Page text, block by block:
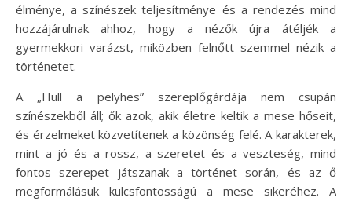
élménye, a színészek teljesítménye és a rendezés mind
hozzájárulnak ahhoz, hogy a nézők újra átéljék a
gyermekkori varázst, miközben felnőtt szemmel nézik a
történetet.
A „Hull a pelyhes” szereplőgárdája nem csupán
színészekből áll; ők azok, akik életre keltik a mese hőseit,
és érzelmeket közvetítenek a közönség felé. A karakterek,
mint a jó és a rossz, a szeretet és a veszteség, mind
fontos szerepet játszanak a történet során, és az ő
megformálásuk kulcsfontosságú a mese sikeréhez. A